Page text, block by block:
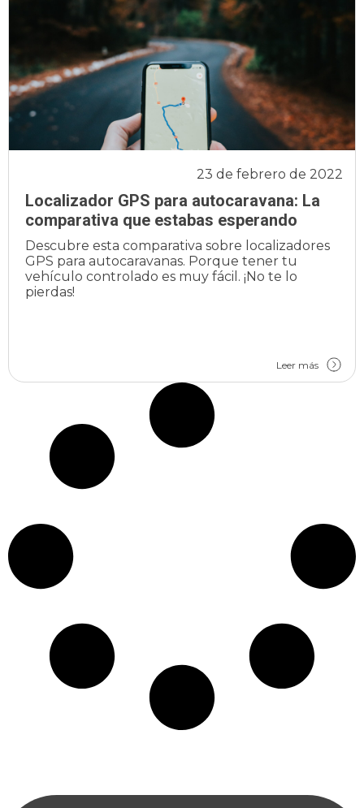
Localizador GPS para autocaravana: La
comparativa que estabas esperando
23 de febrero de 2022
Descubre esta comparativa sobre localizadores
GPS para autocaravanas. Porque tener tu
vehículo controlado es muy fácil. ¡No te lo
pierdas!
Leer más